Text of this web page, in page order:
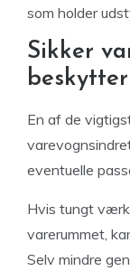
som holder
Sikker
En af de
eventuelle
Hvis tungt
varerummet,
Selv mindre